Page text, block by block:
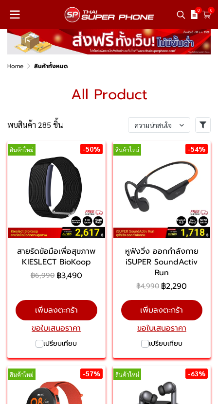
0 0
Home สินค้าทั้งหมด
All Product
พบสินค้า 285 ชิ้น ความน่าสนใจ
สินค้าใหม่ -50%
สายรัดข้อมือเพื่อสุขภาพ
KIESLECT BioKoop
฿6,990 ฿3,490
เพิ่มลงตะกร้า
ขอใบเสนอราคา
เปรียบเทียบ
สินค้าใหม่ -54%
หูฟังวิ่ง ออกกำลังกาย
iSUPER SoundActiv
Run
฿4,990 ฿2,290
เพิ่มลงตะกร้า
ขอใบเสนอราคา
เปรียบเทียบ
สินค้าใหม่ -57% สินค้าใหม่ -63%